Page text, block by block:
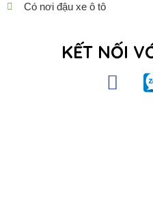
Có nơi đậu xe ô tô
KẾT NỐI
F
a